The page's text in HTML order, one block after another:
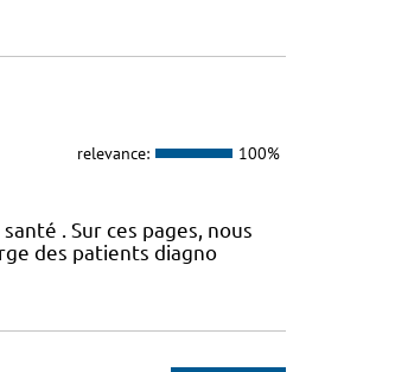
relevance: 100%
. Sur ces pages, nous
des patients diagno